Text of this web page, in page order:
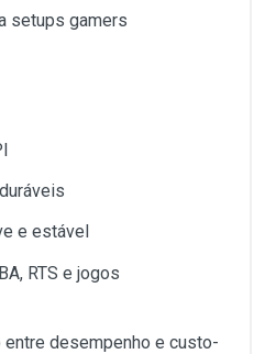
setups gamers
e estável
RTS e jogos
desempenho e custo-